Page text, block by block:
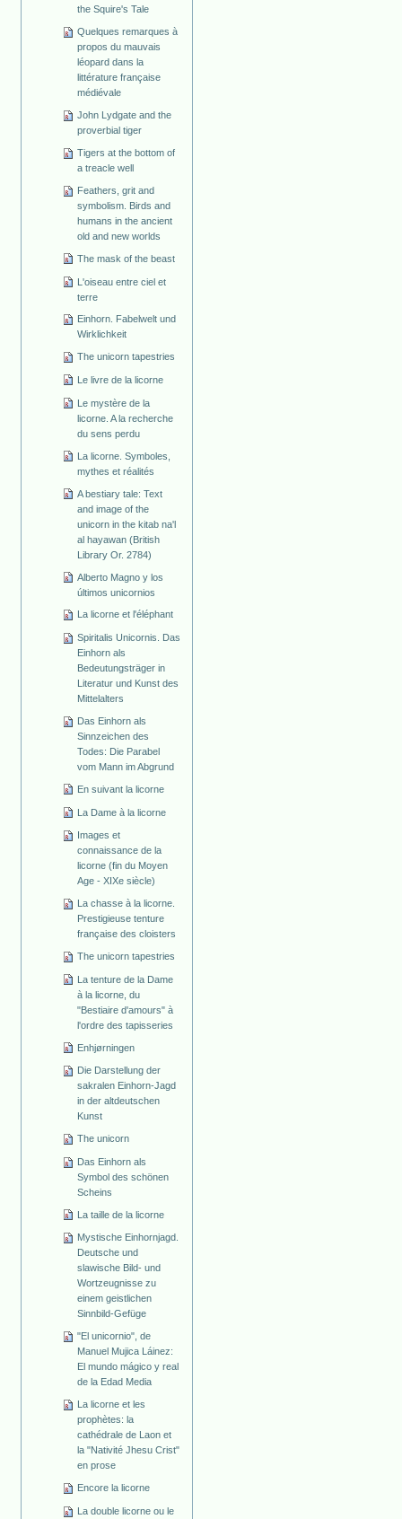
the Squire's Tale
Quelques remarques à
propos du mauvais
léopard dans la
littérature française
médiévale
John Lydgate and the
proverbial tiger
Tigers at the bottom of
a treacle well
Feathers, grit and
symbolism. Birds and
humans in the ancient
old and new worlds
The mask of the beast
L'oiseau entre ciel et
terre
Einhorn. Fabelwelt und
Wirklichkeit
The unicorn tapestries
Le livre de la licorne
Le mystère de la
licorne. A la recherche
du sens perdu
La licorne. Symboles,
mythes et réalités
A bestiary tale: Text
and image of the
unicorn in the kitab na'l
al hayawan (British
Library Or. 2784)
Alberto Magno y los
últimos unicornios
La licorne et l'éléphant
Spiritalis Unicornis. Das
Einhorn als
Bedeutungsträger in
Literatur und Kunst des
Mittelalters
Das Einhorn als
Sinnzeichen des
Todes: Die Parabel
vom Mann im Abgrund
En suivant la licorne
La Dame à la licorne
Images et
connaissance de la
licorne (fin du Moyen
Age - XIXe siècle)
La chasse à la licorne.
Prestigieuse tenture
française des cloisters
The unicorn tapestries
La tenture de la Dame
à la licorne, du
"Bestiaire d'amours" à
l'ordre des tapisseries
Enhjørningen
Die Darstellung der
sakralen Einhorn-Jagd
in der altdeutschen
Kunst
The unicorn
Das Einhorn als
Symbol des schönen
Scheins
La taille de la licorne
Mystische Einhornjagd.
Deutsche und
slawische Bild- und
Wortzeugnisse zu
einem geistlichen
Sinnbild-Gefüge
"El unicornio", de
Manuel Mujica Láinez:
El mundo mágico y real
de la Edad Media
La licorne et les
prophètes: la
cathédrale de Laon et
la "Nativité Jhesu Crist"
en prose
Encore la licorne
La double licorne ou le